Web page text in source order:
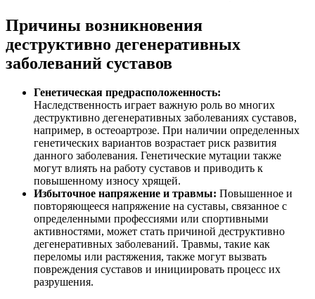
Причины возникновения
деструктивно дегенеративных
заболеваний суставов
Генетическая предрасположенность:
Наследственность играет важную роль во многих
деструктивно дегенеративных заболеваниях суставов,
например, в остеоартрозе. При наличии определенных
генетических вариантов возрастает риск развития
данного заболевания. Генетические мутации также
могут влиять на работу суставов и приводить к
повышенному износу хрящей.
Избыточное напряжение и травмы: Повышенное и
повторяющееся напряжение на суставы, связанное с
определенными профессиями или спортивными
активностями, может стать причиной деструктивно
дегенеративных заболеваний. Травмы, такие как
переломы или растяжения, также могут вызвать
повреждения суставов и инициировать процесс их
разрушения.